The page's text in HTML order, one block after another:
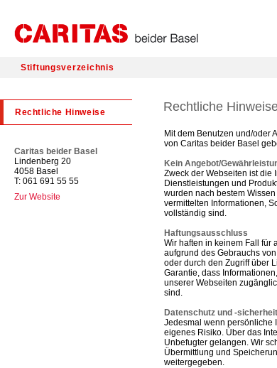
Stiftungsverzeichnis
Rechtliche Hinweise
Caritas beider Basel
Lindenberg 20
4058 Basel
T: 061 691 55 55
Zur Website
Rechtliche
Mit dem Benutzen und/oder
von Caritas beider Basel
Kein Angebot/
Zweck der Webseiten ist die
Dienstleistungen und
wurden nach bestem
vermittelten Informationen,
vollständig sind.
Haftungsausschluss
Wir haften in keinem Fall für
aufgrund des Gebrauchs
oder durch den Zugriff über
Garantie, dass
unserer Webseiten
sind.
Datenschutz und -sicherheit
Jedesmal wenn persönliche
eigenes Risiko. Über das
Unbefugter gelangen. Wir
Übermittlung und
weitergegeben.